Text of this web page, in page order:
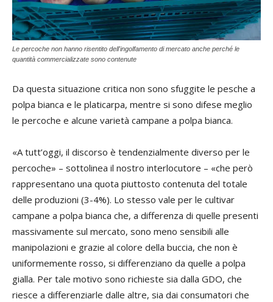
Le percoche non hanno risentito dell'ingolfamento di mercato anche perché le
quantità commercializzate sono contenute
Da questa situazione critica non sono sfuggite le pesche a
polpa bianca e le platicarpa, mentre si sono difese meglio
le percoche e alcune varietà campane a polpa bianca.
«A tutt’oggi, il discorso è tendenzialmente diverso per le
percoche» – sottolinea il nostro interlocutore – «che però
rappresentano una quota piuttosto contenuta del totale
delle produzioni (3-4%). Lo stesso vale per le cultivar
campane a polpa bianca che, a differenza di quelle presenti
massivamente sul mercato, sono meno sensibili alle
manipolazioni e grazie al colore della buccia, che non è
uniformemente rosso, si differenziano da quelle a polpa
gialla. Per tale motivo sono richieste sia dalla GDO, che
riesce a differenziarle dalle altre, sia dai consumatori che